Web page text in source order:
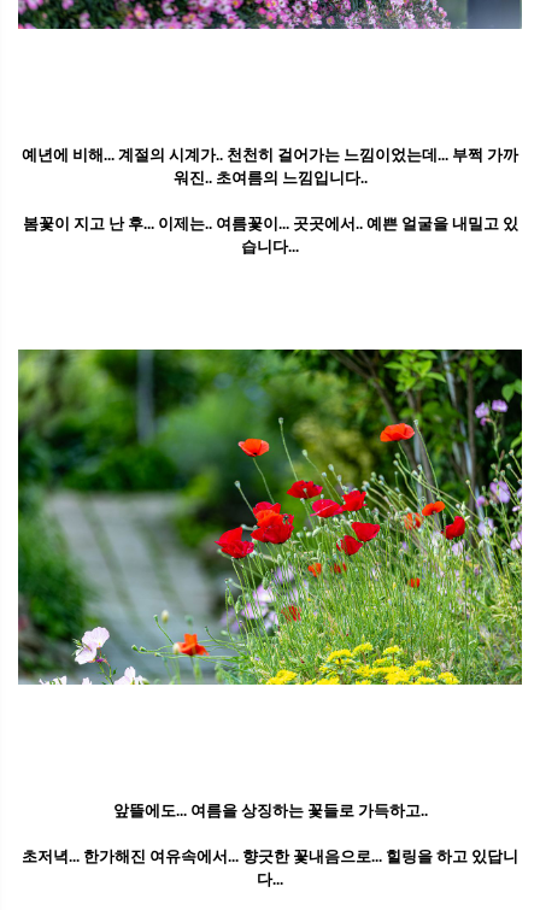
예년에 비해... 계절의 시계가.. 천천히 걸어가는 느낌이었는데... 부쩍 가까
워진.. 초여름의 느낌입니다..
봄꽃이 지고 난 후... 이제는.. 여름꽃이... 곳곳에서.. 예쁜 얼굴을 내밀고 있
습니다...
앞뜰에도... 여름을 상징하는 꽃들로 가득하고..
초저녁... 한가해진 여유속에서... 향긋한 꽃내음으로... 힐링을 하고 있답니
다...